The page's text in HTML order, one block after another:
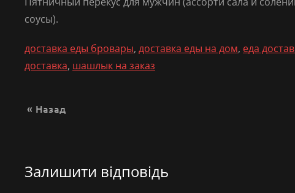
соусы).
доставка еды бровары, доставка еды на дом, еда
доставка, шашлык на заказ
« Назад
Залишити відповідь